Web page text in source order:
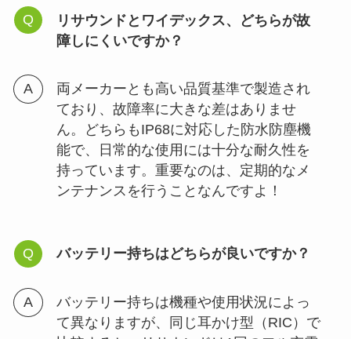
リサウンドとワイデックス、どちらが故
障しにくいですか？
両メーカーとも高い品質基準で製造され
ており、故障率に大きな差はありませ
ん。どちらもIP68に対応した防水防塵機
能で、日常的な使用には十分な耐久性を
持っています。重要なのは、定期的なメ
ンテナンスを行うことなんですよ！
バッテリー持ちはどちらが良いですか？
バッテリー持ちは機種や使用状況によっ
て異なりますが、同じ耳かけ型（RIC）で